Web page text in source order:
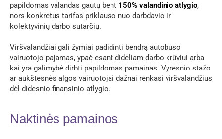
papildomas valandas gautų bent 150% valandinio atlygio,
nors konkretus tarifas priklauso nuo darbdavio ir
kolektyvinių darbo sutarčių.
Viršvalandžiai gali žymiai padidinti bendrą autobuso
vairuotojo pajamas, ypač esant dideliam darbo krūviui arba
kai yra galimybė dirbti papildomas pamainas. Vyresnio stažo
ar aukštesnės algos vairuotojai dažnai renkasi viršvalandžius
dėl didesnio finansinio atlygio.
Naktinės pamainos